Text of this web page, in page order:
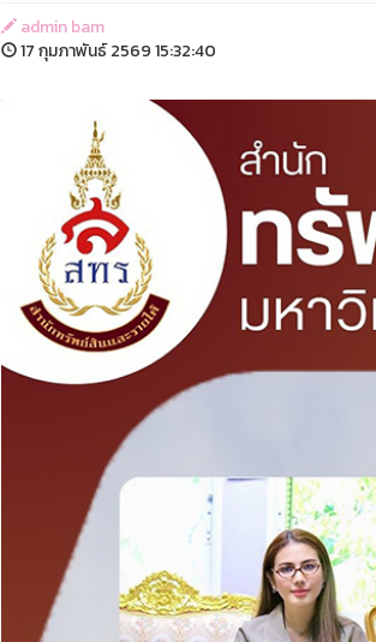
admin bam
17 กุมภาพันธ์ 2569 15:32:40